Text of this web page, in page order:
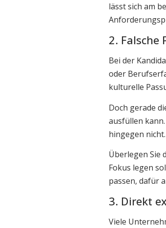
lässt sich am
2.
Bei der
oder
kulturelle
Doch gerade
ausfüllen
hingegen nicht.
Überlegen Sie
Fokus legen
passen, dafür
3. Direkt
Viele